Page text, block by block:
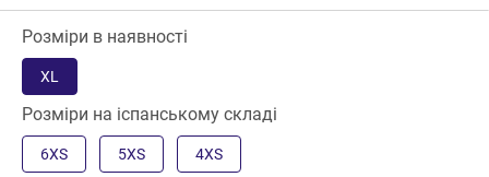
Розміри в наявності
XL
Розміри на іспанському складі
6XS 5XS 4XS